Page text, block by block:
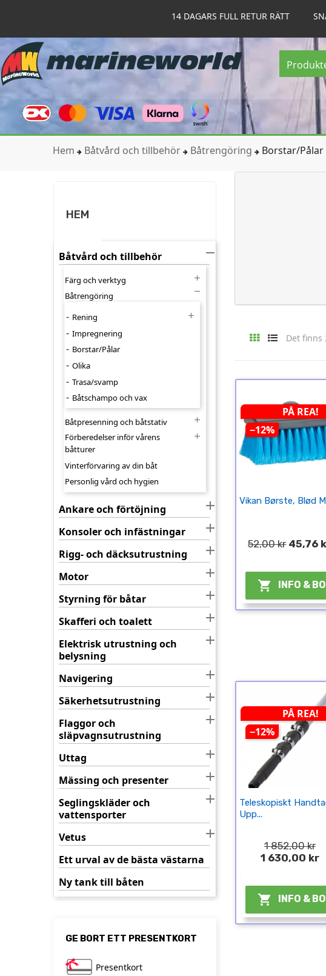
14 DAGARS FULL RETUR RÄTT
Hem Båtvård och tillbehör Båtrengöring Borstar/Pålar
HEM
Båtvård och tillbehör 
Färg och verktyg 
Båtrengöring 
Rening 
Impregnering
Borstar/Pålar
Olika
Trasa/svamp
Båtschampo och vax
Båtpresenning och båtstativ 
Förberedelser inför vårens
båtturer

Vinterförvaring av din båt
Personlig vård och hygien
Ankare och förtöjning 
Konsoler och infästningar 
Rigg- och däcksutrustning 
Motor 
Styrning för båtar 
Skafferi och toalett 
Elektrisk utrustning och
belysning

Navigering 
Säkerhetsutrustning 
Flaggor och
släpvagnsutrustning

Uttag 
Mässing och presenter 
Seglingskläder och
vattensporter

Vetus 
Ett urval av de bästa västarna
Ny tank till båten
GE BORT ETT PRESENTKORT
Presentkort
Det finns
PÅ REA!
−12%
Vikan Børste, Blød
52,00 kr 45,76
 INFO &
PÅ REA!
−12%
Teleskopiskt
Upp...
1 852,00 kr
1 630,00 kr
 INFO &